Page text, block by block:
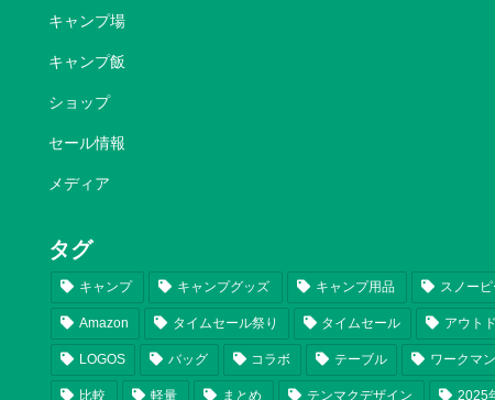
キャンプ場
キャンプ飯
ショップ
セール情報
メディア
タグ
キャンプ キャンプグッズ キャンプ用品 スノーピ
Amazon タイムセール祭り タイムセール アウト
LOGOS バッグ コラボ テーブル ワークマン
比較 軽量 まとめ テンマクデザイン 2025